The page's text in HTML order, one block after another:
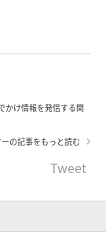
かけ情報を発信する関
の記事をもっと読む
Tweet